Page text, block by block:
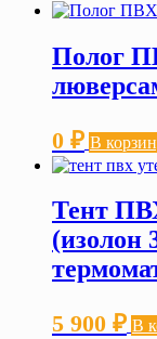
Полог
0 ₽ В
Тент
(изолон
5 900 ₽ В